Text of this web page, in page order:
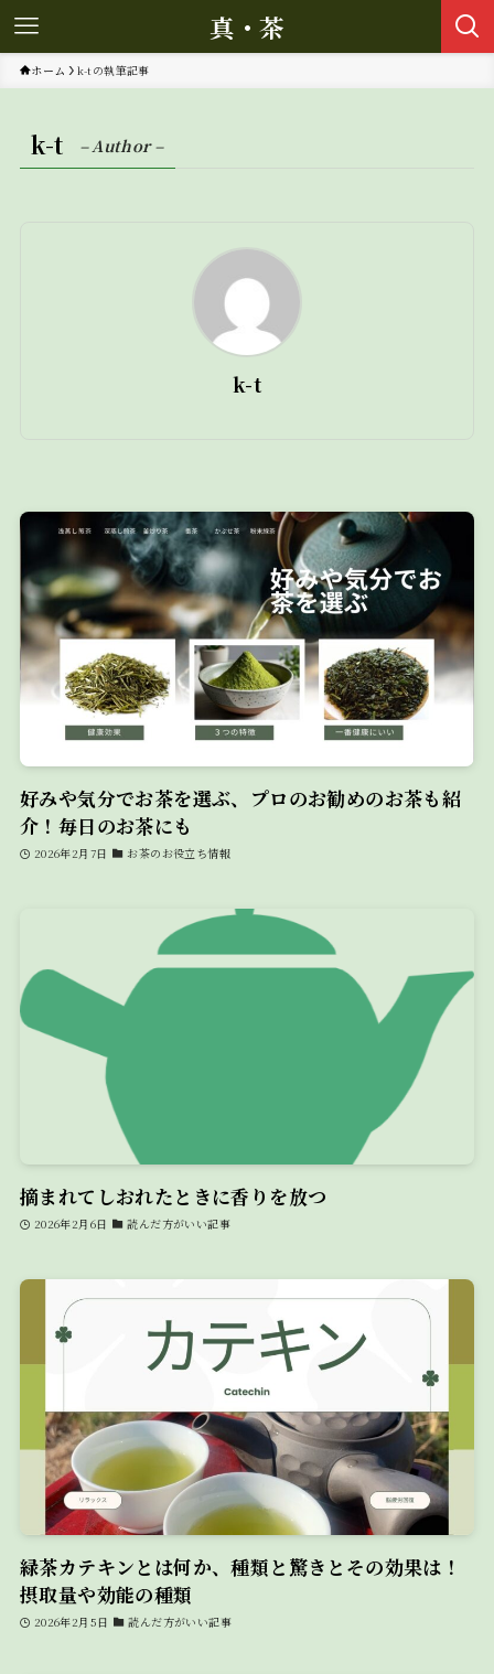
真・茶
ホーム k-tの執筆記事
k-t – Author –
k-t
好みや気分でお茶を選ぶ、プロのお勧めのお茶も紹
介！毎日のお茶にも
2026年2月7日 お茶のお役立ち情報
摘まれてしおれたときに香りを放つ
2026年2月6日 読んだ方がいい記事
緑茶カテキンとは何か、種類と驚きとその効果は！
摂取量や効能の種類
2026年2月5日 読んだ方がいい記事